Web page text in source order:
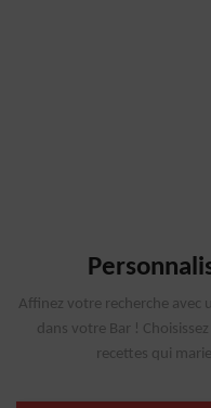
Affinez votre recherche avec
dans votre Bar !
recettes qui